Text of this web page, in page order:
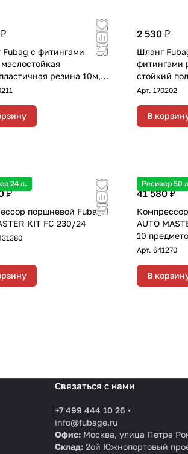
с фитингами
резина 10м,
6х11 мм
2 530 ₽
Шланг
фитингами
стойкий
Арт. 170202
В
24 л.
₽
поршневой Fubag
KIT FC 230/24
Ресивер 50
41 580 ₽
AUTO
10
Арт. 641270
В
Связаться с нами
+7 499 444 10 26
info@fubage.ru
Офис:Москва, улица Петра
Склад:2ой Южнопортовый